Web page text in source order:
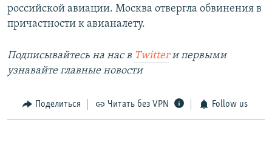
российской авиации. Москва отвергла обвинения в
причастности к авианалету.
Подписывайтесь на наc в Twitterи первыми
узнавайте главные новости
Поделиться Читать без VPN Follow us